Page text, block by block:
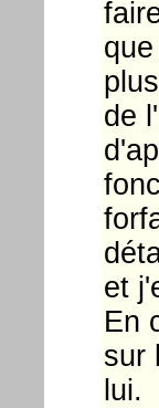
de
et
En
sur
lui.